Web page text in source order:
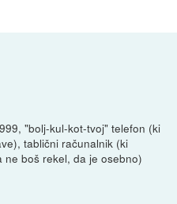
"bolj-kul-kot-tvoj" telefon (ki
tablični računalnik (ki
boš rekel, da je osebno)